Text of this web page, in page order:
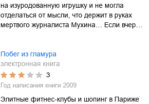
на изуродованную игрушку и не могла
отделаться от мысли, что держит в руках
мертвого журналиста Мухина… Если вчер…
Побег из гламура
электронная книга
3
Год написания книги 2009
Элитные фитнес-клубы и шопинг в Париже